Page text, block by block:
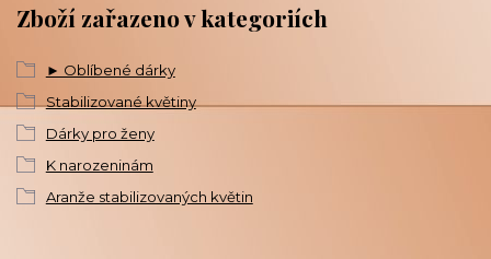
Zboží zařazeno v kategoriích
► Oblíbené dárky
Stabilizované květiny
Dárky pro ženy
K narozeninám
Aranže stabilizovaných květin